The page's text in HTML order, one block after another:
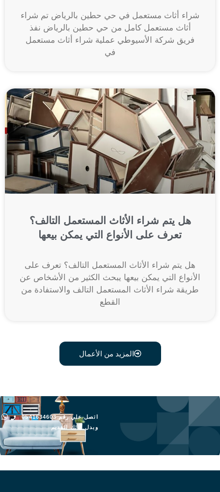
شراء أثاث مستعمل في حي حطين بالرياض تم شراء
أثاث مستعمل كامل من حي حطين بالرياض نفذ
فريق شركة الأسيوطي عملية شراء أثاث مستعمل
في
هل يتم شراء الأثاث المستعمل التالف؟
تعرف على الأنواع التي يمكن بيعها
هل يتم شراء الأثاث المستعمل التالف؟ تعرف على
الأنواع التي يمكن بيعها يبحث الكثير من الأشخاص عن
طريقة شراء الأثاث المستعمل التالف والاستفادة من
القطع
المزيد من الأعمال
اتصل علي رقم 0541634603
وبدل أثاثك القديم